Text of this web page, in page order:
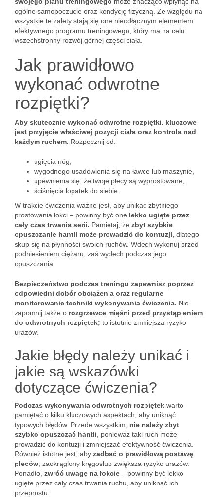
ogólne samopoczucie oraz kondycję fizyczną. Ze względu na
wszystkie te zalety stają się one nieodłącznym elementem
efektywnego programu treningowego, który ma na celu
wszechstronny rozwój górnej części ciała.
Jak prawidłowo
wykonać odwrotne
rozpiętki?
Aby skutecznie wykonać odwrotne rozpiętki, kluczowe
jest przyjęcie właściwej pozycji ciała oraz kontrola nad
każdym ruchem. Rozpocznij od:
ugięcia nóg,
wygodnego usadowienia się na ławce lub maszynie,
upewnienia się, że twoje plecy są wyprostowane,
ściśnięcia łopatek do siebie.
W trakcie ćwiczenia ważne jest, aby unikać zbytniego
prostowania łokci – powinny być one lekko ugięte przez
cały czas trwania serii. Pamiętaj, że zbyt szybkie
opuszczanie hantli może prowadzić do kontuzji, dlatego
skup się na płynności swoich ruchów. Wdech wykonuj przed
podniesieniem ciężaru, zaś wydech podczas jego
opuszczania.
Bezpieczeństwo podczas treningu zapewnisz poprzez
odpowiedni dobór obciążenia oraz regularne
monitorowanie techniki wykonywania ćwiczenia. Nie
zapomnij także o rozgrzewce mięśni przed przystąpieniem
do odwrotnych rozpiętek; to istotnie zmniejsza ryzyko
urazów.
Jakie błędy należy unikać i
jakie są wskazówki
dotyczące ćwiczenia?
Podczas wykonywania odwrotnych rozpiętek warto
pamiętać o kilku kluczowych aspektach, aby uniknąć
typowych błędów. Przede wszystkim, nie należy zbyt
szybko opuszczać hantli , ponieważ taki ruch może
prowadzić do kontuzji i zmniejszać efektywność ćwiczenia.
Również istotne jest, aby zadbać o prawidłową postawę
pleców; zaokrąglony kręgosłup zwiększa ryzyko urazów.
Ponadto, zwróć uwagę na łokcie – powinny być lekko
ugięte przez cały czas trwania ruchu, aby uniknąć ich
przeprostu.